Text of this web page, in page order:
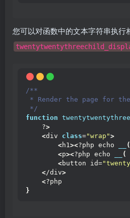
您可以对函数中的文本字符串执行
/**
* Render the page for the
*/
function
    ?
>
<div class="wrap">
<h1><?php echo (
<p><?php echo (
<button id=
</div>
<?php
}